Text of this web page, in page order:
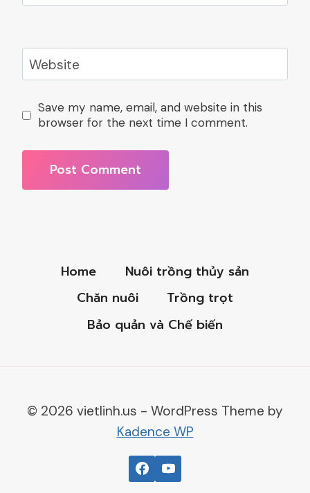
Website
Save my name, email, and website in this
browser for the next time I comment.
Home
Nuôi trồng thủy sản
Chăn nuôi
Trồng trọt
Bảo quản và Chế biến
© 2026 vietlinh.us - WordPress Theme by
Kadence WP